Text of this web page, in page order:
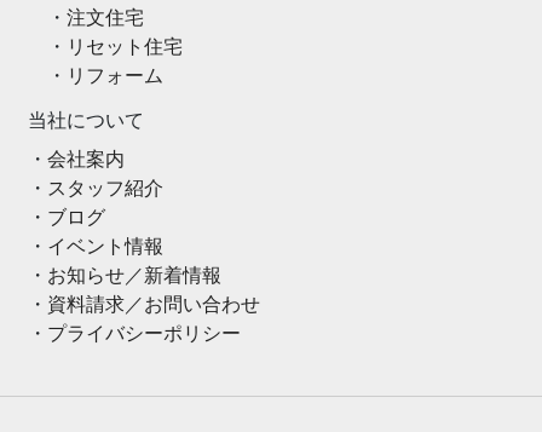
注文住宅
リセット住宅
リフォーム
当社について
会社案内
スタッフ紹介
ブログ
イベント情報
お知らせ／新着情報
資料請求／お問い合わせ
プライバシーポリシー